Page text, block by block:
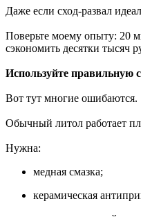
Даже если сход-развал
Поверьте моему опыту: 20
сэкономить десятки тысяч
Используйте правильную
Вот тут многие ошибаются.
Обычный литол работает
Нужна:
медная смазка;
керамическая